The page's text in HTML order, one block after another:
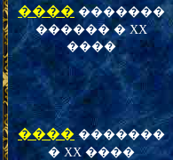
���� �������
������ � XX
����
�����������
� XX ����